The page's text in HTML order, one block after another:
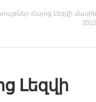
Հայոց Լեզվի մասին
2012
Լեզվի